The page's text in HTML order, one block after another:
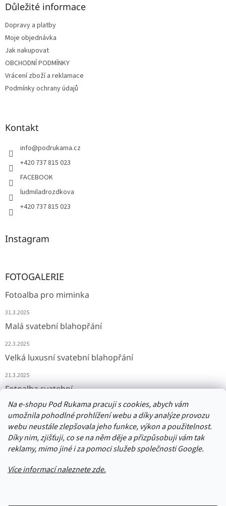
Na e-shopu Pod Rukama pracuji s cookies, abych vám
umožnila pohodlné prohlížení webu a díky analýze provozu
webu neustále zlepšovala jeho funkce, výkon a použitelnost.
Díky nim, zjišťuji, co se na něm děje a přizpůsobuji vám tak
reklamy, mimo jiné i za pomoci služeb společnosti Google.
Více informací naleznete zde.
Důležité informace
Dopravy a platby
Moje objednávka
Jak nakupovat
OBCHODNÍ PODMÍNKY
Vrácení zboží a reklamace
Podmínky ochrany údajů
Kontakt
info@podrukama.cz
+420 737 815 023
FACEBOOK
ludmiladrozdkova
+420 737 815 023
Instagram
FOTOGALERIE
Fotoalba pro miminka
31.3.2025
Malá svatební blahopřání
22.3.2025
Velká luxusní svatební blahopřání
21.3.2025
Fotoalba svatební
11.3.2025
Přijímáme online platby